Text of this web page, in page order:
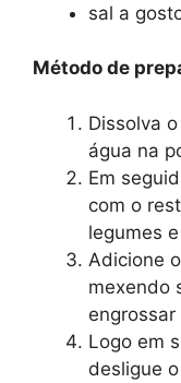
sal a
Método de
Dissolva
água na
Em
com o
legumes
Adicione
mexendo
Logo em
desligue